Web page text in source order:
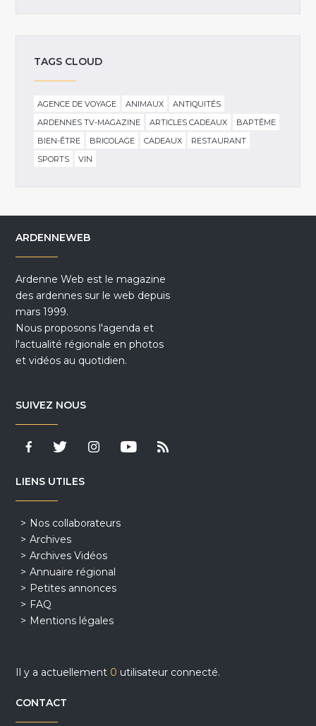
TAGS CLOUD
AGENCE DE VOYAGE ANIMAUX
ANTIQUITÉS
ARDENNES TV-MAGAZINE
ARTICLES CADEAUX
BAPTÊME
BIEN-ÊTRE
BRICOLAGE CADEAUX
RESTAURANT
SPORTS
VIN
ARDENNEWEB
Ardenne Web est le magazine
des ardennes sur le web depuis
mars 1999.
Nous proposons l'agenda et
l'actualité régionale en photos
et vidéos au quotidien.
SUIVEZ NOUS
LIENS UTILES
Nos collaborateurs
Archives
Archives Vidéos
Annuaire régional
Petites annonces
FAQ
Mentions légales
Il y a actuellement 0 utilisateur connecté.
CONTACT